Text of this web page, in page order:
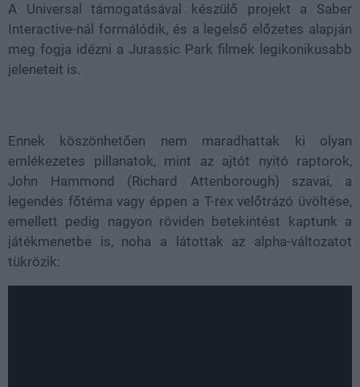
A Universal támogatásával készülő projekt a Saber
Interactive-nál formálódik, és a legelső előzetes alapján
meg fogja idézni a Jurassic Park filmek legikonikusabb
jeleneteit is.
Ennek köszönhetően nem maradhattak ki olyan
emlékezetes pillanatok, mint az ajtót nyitó raptorok,
John Hammond (Richard Attenborough) szavai, a
legendés főtéma vagy éppen a T-rex velőtrázó üvöltése,
emellett pedig nagyon röviden betekintést kaptunk a
játékmenetbe is, noha a látottak az alpha-változatot
tükrözik: